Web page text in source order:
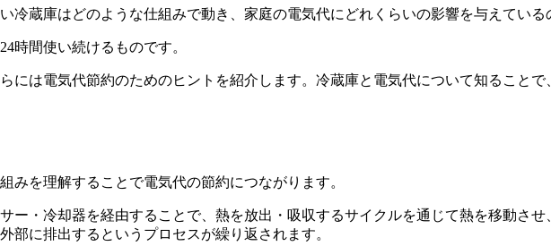
冷蔵庫はどのような仕組みで動き、家庭の電気代にどれくらいの影響を与えている
時間使い続けるものです。
には電気代節約のためのヒントを紹介します。冷蔵庫と電気代について知ること
を理解することで電気代の節約につながります。
ー・冷却器を経由することで、熱を放出・吸収するサイクルを通じて熱を移動させ
に排出するというプロセスが繰り返されます。